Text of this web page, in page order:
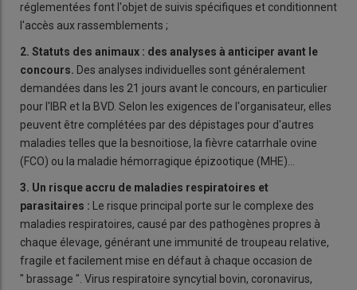
réglementées font l'objet de suivis spécifiques et conditionnent
l'accès aux rassemblements ;
2. Statuts des animaux : des analyses à anticiper avant le
concours. Des analyses individuelles sont généralement
demandées dans les 21 jours avant le concours, en particulier
pour l'IBR et la BVD. Selon les exigences de l'organisateur, elles
peuvent être complétées par des dépistages pour d'autres
maladies telles que la besnoitiose, la fièvre catarrhale ovine
(FCO) ou la maladie hémorragique épizootique (MHE)...
3. Un risque accru de maladies respiratoires et
parasitaires : Le risque principal porte sur le complexe des
maladies respiratoires, causé par des pathogènes propres à
chaque élevage, générant une immunité de troupeau relative,
fragile et facilement mise en défaut à chaque occasion de
" brassage ". Virus respiratoire syncytial bovin, coronavirus,